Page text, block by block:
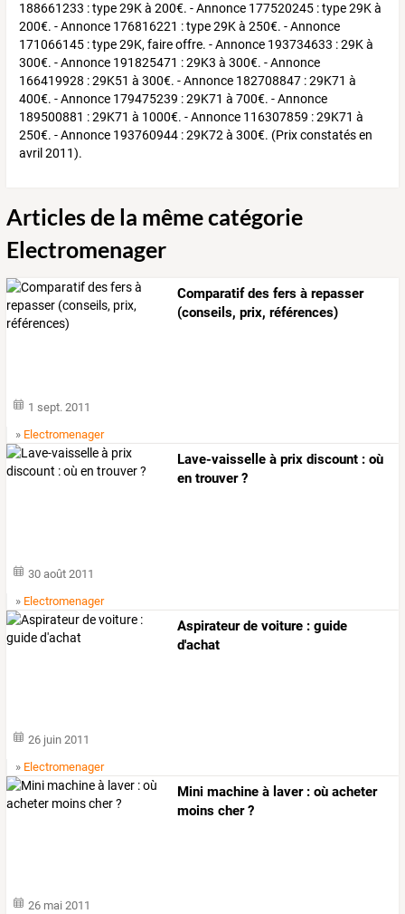
188661233 : type 29K à 200€. - Annonce 177520245 : type 29K à
200€. - Annonce 176816221 : type 29K à 250€. - Annonce
171066145 : type 29K, faire offre. - Annonce 193734633 : 29K à
300€. - Annonce 191825471 : 29K3 à 300€. - Annonce
166419928 : 29K51 à 300€. - Annonce 182708847 : 29K71 à
400€. - Annonce 179475239 : 29K71 à 700€. - Annonce
189500881 : 29K71 à 1000€. - Annonce 116307859 : 29K71 à
250€. - Annonce 193760944 : 29K72 à 300€. (Prix constatés en
avril 2011).
Articles de la même catégorie
Electromenager
Comparatif des fers à repasser
(conseils, prix, références)
1 sept. 2011
» Electromenager
Lave-vaisselle à prix discount : où
en trouver ?
30 août 2011
» Electromenager
Aspirateur de voiture : guide
d'achat
26 juin 2011
» Electromenager
Mini machine à laver : où acheter
moins cher ?
26 mai 2011